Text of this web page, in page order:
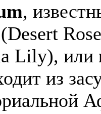
,
(Desert
Lily), или
из